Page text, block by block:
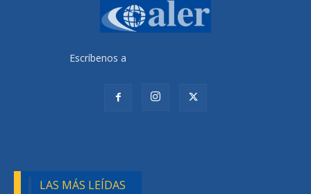
Escríbenos a
LAS MÁS LEÍDAS